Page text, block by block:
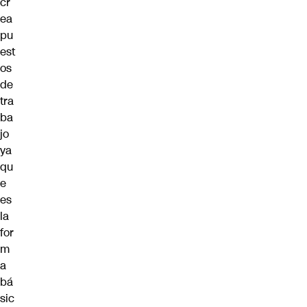
ea
pu
est
os
de
tra
ba
jo
ya
qu
e
es
la
for
m
a
bá
sic